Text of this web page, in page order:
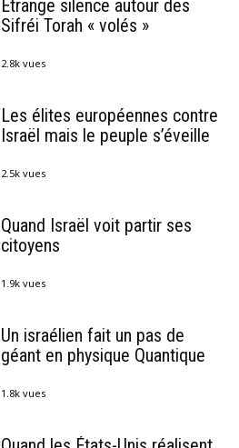
Étrange silence autour des
Sifréi Torah « volés »
2.8k vues
Les élites européennes contre
Israël mais le peuple s’éveille
2.5k vues
Quand Israël voit partir ses
citoyens
1.9k vues
Un israélien fait un pas de
géant en physique Quantique
1.8k vues